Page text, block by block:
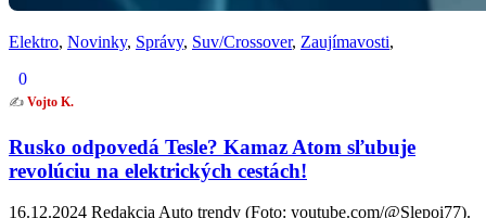
Elektro, Novinky, Správy, Suv/Crossover, Zaujímavosti,
0
✍️ Vojto K.
Rusko odpovedá Tesle? Kamaz Atom sľubuje
revolúciu na elektrických cestách!
16.12.2024 Redakcia Auto trendy (Foto: youtube.com/@Slepoi77).